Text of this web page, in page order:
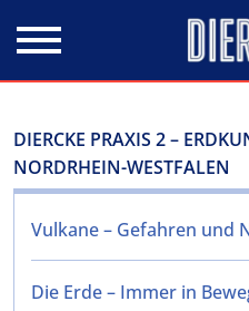
DIERCKE PRAXIS 2 –
NORDRHEIN-WESTFALEN
Vulkane – Gefahren und
Die Erde – Immer in